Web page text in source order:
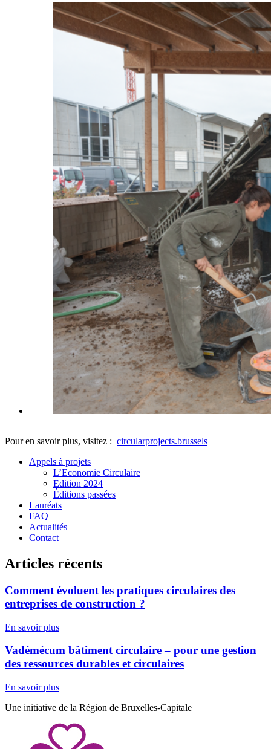
Pour en savoir plus, visitez : circularprojects.brussels
Appels à projets
L’Economie Circulaire
Edition 2024
Éditions passées
Lauréats
FAQ
Actualités
Contact
Articles récents
Comment évoluent les pratiques circulaires des
entreprises de construction ?
En savoir plus
Vadémécum bâtiment circulaire – pour une gestion
des ressources durables et circulaires
En savoir plus
Une initiative de la Région de Bruxelles-Capitale